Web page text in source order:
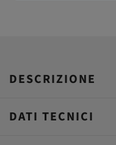
DESCRIZIONE
DATI TECNICI